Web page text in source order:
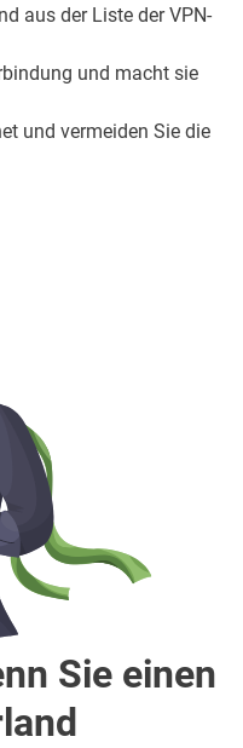
aus der Liste der VPN-
und macht sie
und vermeiden Sie die
Sie einen